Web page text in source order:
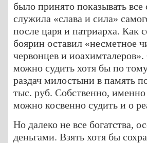
было принято показывать
служила «слава и сила»
после царя и патриарха. Как
боярин оставил «несметное
червонцев и
можно судить хотя бы по
раздач милостыни в память
тыс. руб. Собственно, именно
можно косвенно судить и о
Но далеко не все богатства,
деньгами. Взять хотя бы